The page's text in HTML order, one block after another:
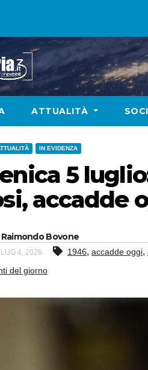
ATTUALITÀ
IN EVIDENZA
5
accadde
Raimondo Bovone
LUG 4, 2026 1946, accadde oggi,
del giorno